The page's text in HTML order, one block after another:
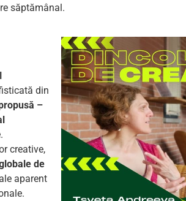
săptămânal.
din
–
creative,
de
aparent